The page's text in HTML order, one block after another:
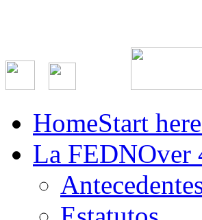
HomeStart
La FEDNOver